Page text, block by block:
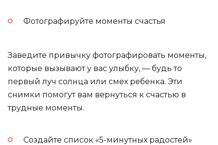
Фотографируйте моменты счастья
Заведите привычку фотографировать моменты,
которые вызывают у вас улыбку, — будь то
первый луч солнца или смех ребенка. Эти
снимки помогут вам вернуться к счастью в
трудные моменты.
Создайте список «5-минутных радостей»